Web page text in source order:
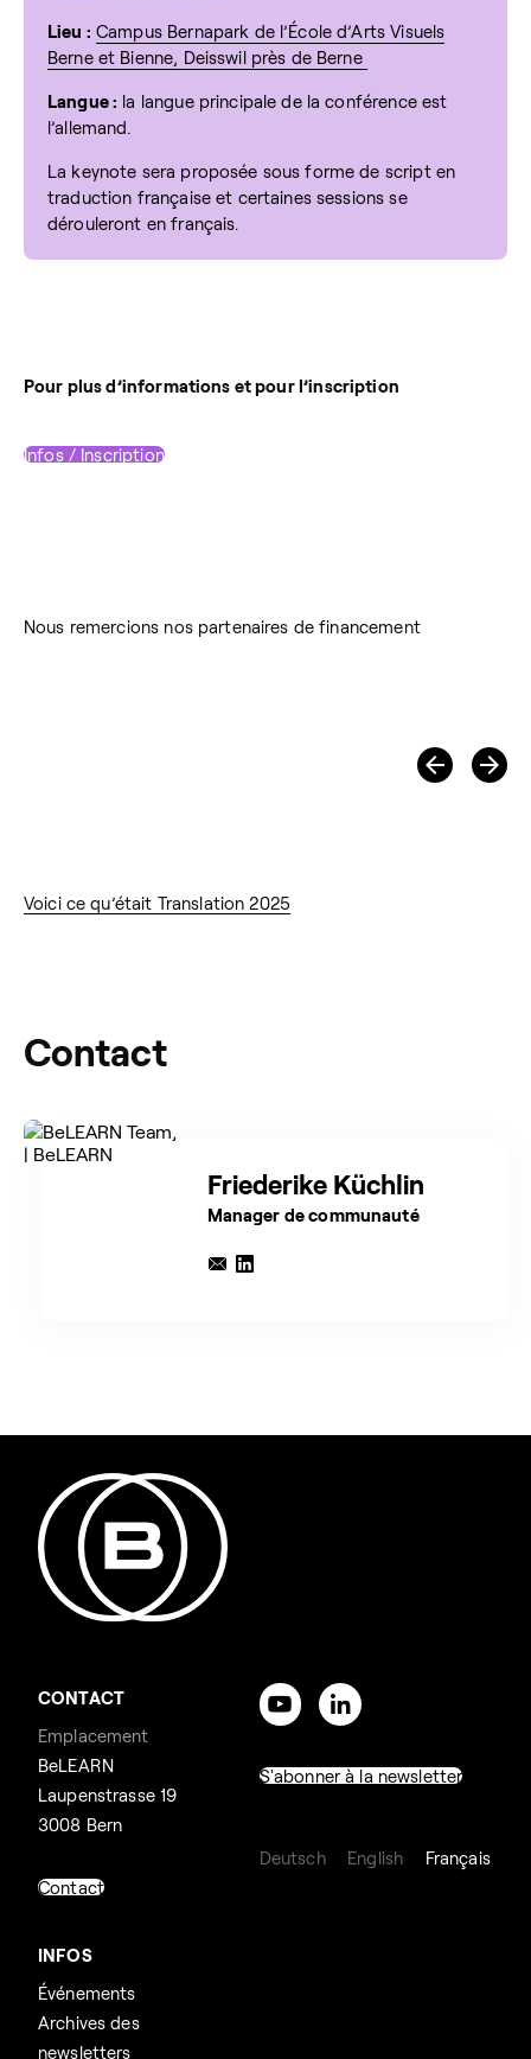
Lieu : Campus Bernapark de l’École d’Arts Visuels
Berne et Bienne, Deisswil près de Berne
Langue : la langue principale de la conférence est
l’allemand.
La keynote sera proposée sous forme de script en
traduction française et certaines sessions se
dérouleront en français.
Pour plus d’informations etpourl’inscription
Infos / Inscription
Nous remercions nos partenaires de financement
Voici ce qu’était Translation 2025
Contact
Friederike Küchlin
Manager de communauté
CONTACT
Emplacement
BeLEARN
Laupenstrasse 19
3008 Bern
Contact
INFOS
Événements
Archives des
newsletters
S'abonner à la newsletter
Deutsch English Français